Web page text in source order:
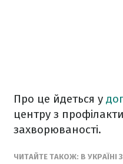
Про це йдеться у
центру з
захворюваності.
ЧИТАЙТЕ ТАКОЖ: В УКРАЇНІ